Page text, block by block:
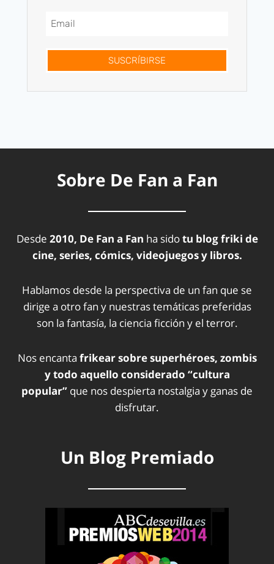
SUSCRÍBIRSE
Sobre De Fan a Fan
Desde 2010, De Fan a Fan ha sidotu blog friki de
cine, series, cómics, videojuegos y libros.
Hablamos desde la perspectiva de un fan que se
dirige a otro fan y nuestras temáticas preferidas
son la fantasía, la ciencia ficción y el terror.
Nos encanta frikear sobre superhéroes, zombis
y todo aquello considerado “cultura
popular” que nos despierta nostalgia y ganas de
disfrutar.
Un Blog Premiado